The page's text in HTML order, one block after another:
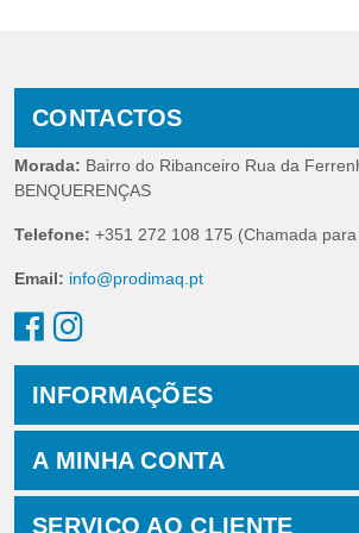
CONTACTOS
Morada: Bairro do Ribanceiro Rua da
BENQUERENÇAS
Telefone: +351 272 108 175 (Chamada
Email: info@prodimaq.pt
INFORMAÇÕES
A MINHA CONTA
SERVIÇO AO CLIENTE